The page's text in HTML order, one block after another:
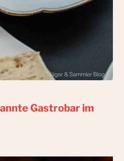
Gastrobar im